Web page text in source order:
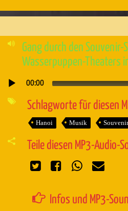
Gang durch den Souvenir-
Wasserpuppen-Theaters
Audio-
00:00
Schlagworte für diesen
Hanoi Musik Souvenir
Teile diesen MP3-Audio-
Infos und MP3-